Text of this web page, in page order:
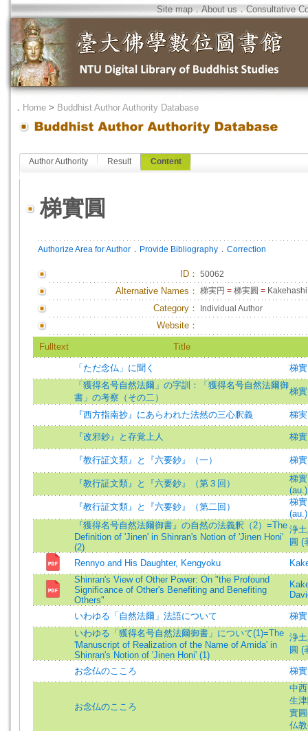
Site map．About us．Consultative
． Home > Buddhist Author Authority Database
Author Authority Result Content
梯實圓
Authorize Area for Author ． Provide Bibliography ． Correction
ID ： 50062
Alternative Names： 梯実円 = 梯実圓 =
Category： Individual Author
Website：
Fulltext Title
「ただ念仏」に聞く
梯
「獲得名号自然法爾」の字訓：「獲得名号自然法爾御
書」の考察（その二）
梯
『西方指南抄』にあらわれた法然の三心釈義 梯
『改邪鈔』と存覚上人 梯
『教行証文類』と『六要鈔』（一） 梯
『教行証文類』と『六要鈔』（第３回）
梯
(au.)
『教行証文類』と『六要鈔』（第二回）
梯
(au.)
『獲得名号自然法爾御書』の自然の法義釈（2）=The
Definition of 'Jinen' in Shinran's Notion of 'Jinen Honi'
(2)
浄
圓 (
Rennyo and His Daughter, Kengyoku
Shinran's View of Other Power: On "the Profound
Significance of Other's Benefiting and Benefiting
Others"
いわゆる「自然法爾」法語について
梯
いわゆる「獲得名号自然法爾御書」について(1)=The
'Manuscript of Realization of the Name of Amida' in
Shinran's Notion of 'Jinen Honi' (1)
浄
圓 (
お念仏のこころ 梯
お念仏のこころ
中
生
實
仏